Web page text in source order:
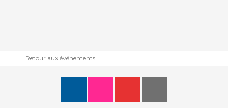
Retour aux événements